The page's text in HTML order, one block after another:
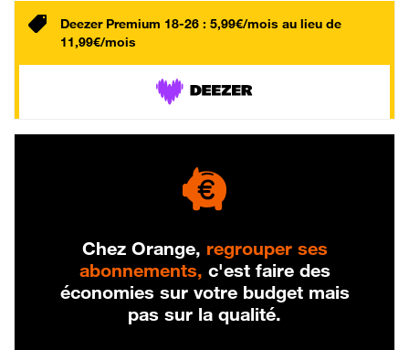
Deezer Premium 18-26 : 5,99€/mois au lieu de
11,99€/mois
Chez Orange, regrouper ses
abonnements, c'est faire des
économies sur votre budget mais
pas sur la qualité.